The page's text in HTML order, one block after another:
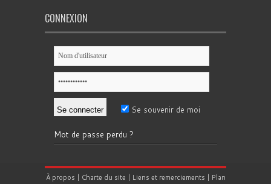
CONNEXION
Se souvenir de moi
Mot de passe perdu ?
À propos | Charte du site | Liens et remerciements | Plan